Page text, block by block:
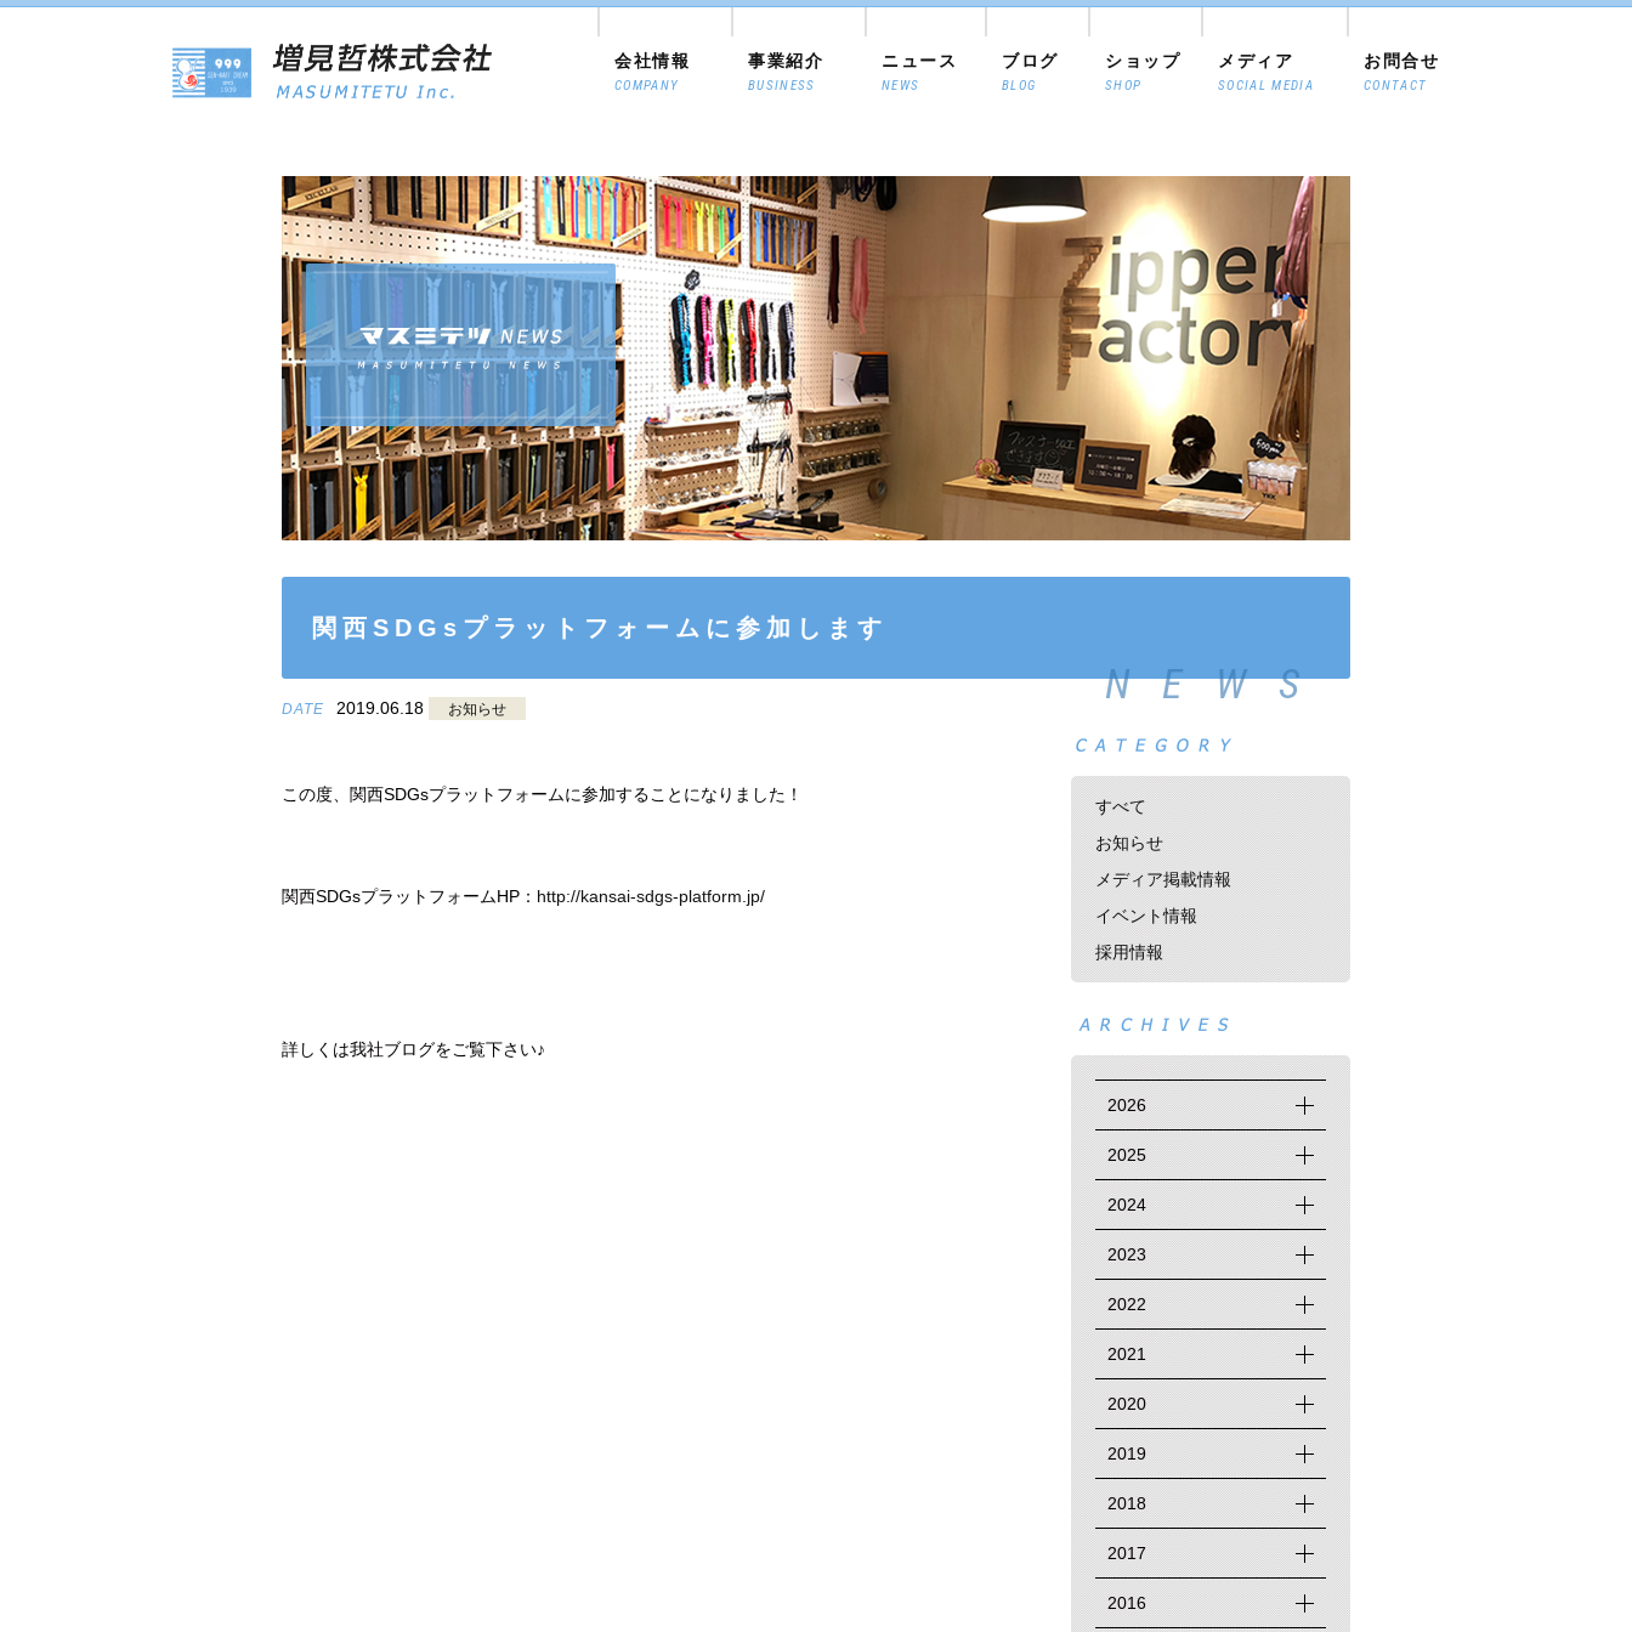
会社情報
COMPANY
事業紹介
BUSINESS
ニュース
NEWS
ブログ
BLOG
ショップ
SHOP
メディア
SOCIAL MEDIA
お問合せ
CONTACT
関西SDGsプラットフォームに参加します
NEWS
DATE 2019.06.18 お知らせ
この度、関西SDGsプラットフォームに参加することになりました！
関西SDGsプラットフォームHP： http://kansai-sdgs-platform.jp/
詳しくは我社ブログをご覧下さい♪
すべて
お知らせ
メディア掲載情報
イベント情報
採用情報
2026
2025
2024
2023
2022
2021
2020
2019
2018
2017
2016